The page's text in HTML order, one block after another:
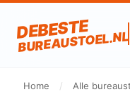
DEBESTE
BUREAUSTOEL.NL
Home / Alle